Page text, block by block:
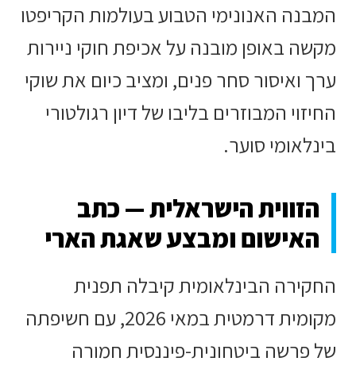
המבנה האנונימי הטבוע בעולמות הקריפטו
מקשה באופן מובנה על אכיפת חוקי ניירות
ערך ואיסור סחר פנים, ומציב כיום את שוקי
החיזוי המבוזרים בליבו של דיון רגולטורי
בינלאומי סוער.
הזווית הישראלית — כתב
האישום ומבצע שאגת הארי
החקירה הבינלאומית קיבלה תפנית
מקומית דרמטית במאי 2026, עם חשיפתה
של פרשה ביטחונית-פיננסית חמורה